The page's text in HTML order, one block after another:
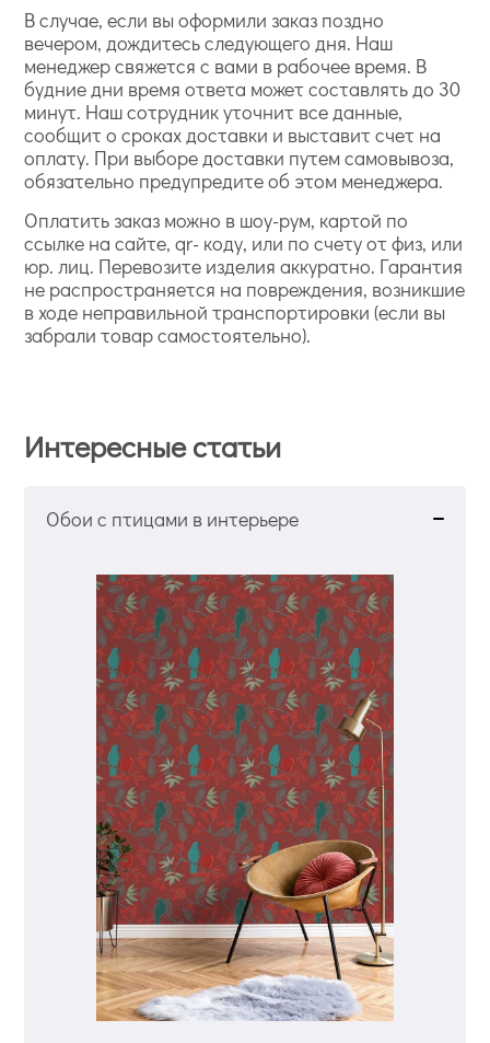
В случае, если вы оформили заказ поздно
вечером, дождитесь следующего дня. Наш
менеджер свяжется с вами в рабочее время. В
будние дни время ответа может составлять до 30
минут. Наш сотрудник уточнит все данные,
сообщит о сроках доставки и выставит счет на
оплату. При выборе доставки путем самовывоза,
обязательно предупредите об этом менеджера.
Оплатить заказ можно в шоу-рум, картой по
ссылке на сайте, qr- коду, или по счету от физ, или
юр. лиц. Перевозите изделия аккуратно. Гарантия
не распространяется на повреждения, возникшие
в ходе неправильной транспортировки (если вы
забрали товар самостоятельно).
Интересные статьи
Обои с птицами в интерьере